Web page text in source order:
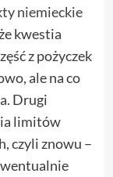
niemieckie
kwestia
z pożyczek
ale na co
Drugi
limitów
czyli znowu –